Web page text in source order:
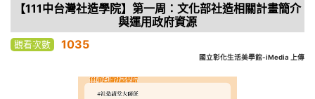
【111中台灣社造學院】第一周：文化部社造相關計畫簡介
與運用政府資源
觀看次數 1035
國立彰化生活美學館-iMedia 上傳